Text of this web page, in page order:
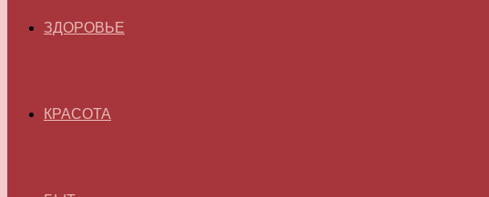
ЗДОРОВЬЕ
КРАСОТА